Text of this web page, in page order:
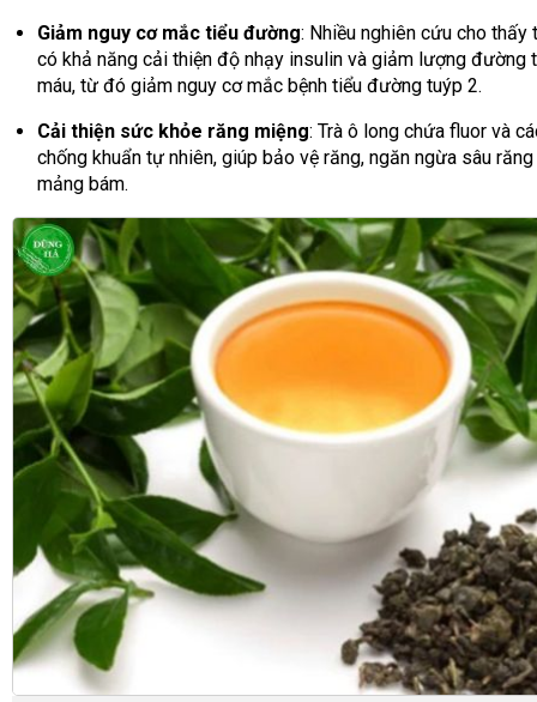
Giảm nguy cơ mắc tiểu đường: Nhiều nghiên cứu cho thấy
có khả năng cải thiện độ nhạy insulin và giảm lượng đường
máu, từ đó giảm nguy cơ mắc bệnh tiểu đường tuýp 2.
Cải thiện sức khỏe răng miệng: Trà ô long chứa fluor và
chống khuẩn tự nhiên, giúp bảo vệ răng, ngăn ngừa sâu
mảng bám.